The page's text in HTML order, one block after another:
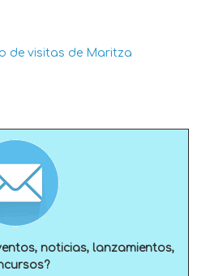
de visitas de Maritza
noticias, lanzamientos,